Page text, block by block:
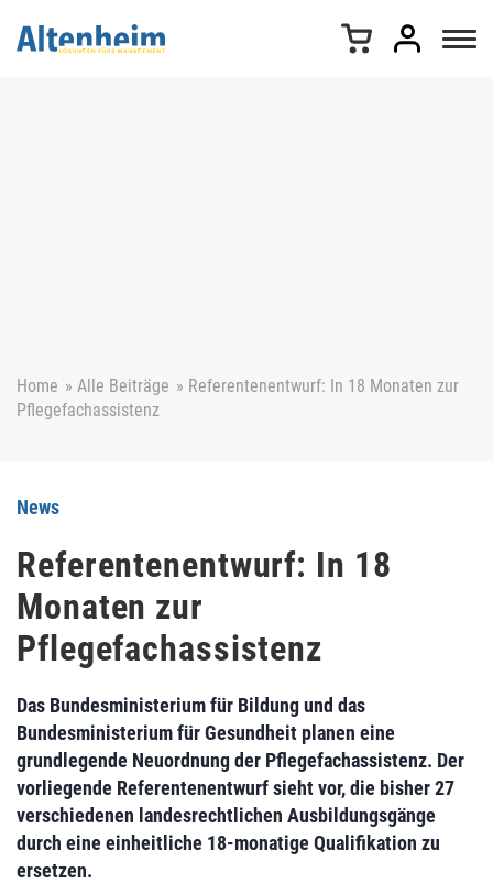
Home » Alle Beiträge » Referentenentwurf: In 18 Monaten zur
Pflegefachassistenz
News
Referentenentwurf: In 18
Monaten zur
Pflegefachassistenz
Das Bundesministerium für Bildung und das
Bundesministerium für Gesundheit planen eine
grundlegende Neuordnung der Pflegefachassistenz. Der
vorliegende Referentenentwurf sieht vor, die bisher 27
verschiedenen landesrechtlichen Ausbildungsgänge
durch eine einheitliche 18-monatige Qualifikation zu
ersetzen.